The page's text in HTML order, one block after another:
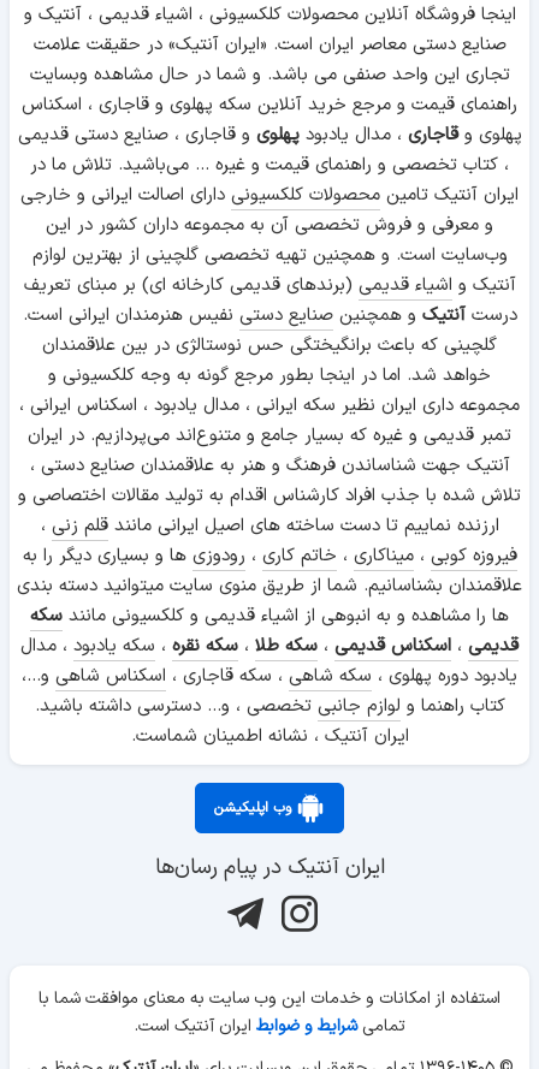
جرج سوم
اینجا فروشگاه آنلاین محصولات کلکسیونی ، اشیاء قدیمی ، آنتیک و
صنایع دستی معاصر ایران است. «ایران آنتیک» در حقیقت علامت
تجاری این واحد صنفی می باشد. و شما در حال مشاهده وبسایت
راهنمای قیمت و مرجع خرید آنلاین سکه پهلوی و قاجاری ، اسکناس
پهلوی وقاجاری ، مدال یادبودپهلوی و قاجاری ، صنایع دستی قدیمی
، کتاب تخصصی و راهنمای قیمت و غیره ... می‌باشید. تلاش ما در
ایران آنتیک تامین محصولات کلکسیونی دارای اصالت ایرانی و خارجی
و معرفی و فروش تخصصی آن به مجموعه داران کشور در این
وب‌سایت است. و همچنین تهیه تخصصی گلچینی از بهترین لوازم
آنتیک و اشیاء قدیمی (برندهای قدیمی کارخانه ای) بر مبنای تعریف
درستآنتیک و همچنینصنایع دستی نفیس هنرمندان ایرانی است.
گلچینی که باعث برانگیختگی حس نوستالژی در بین علاقمندان
خواهد شد. اما در اینجا بطور مرجع گونه به وجه کلکسیونی و
مجموعه داری ایران نظیر سکه ایرانی ، مدال یادبود ، اسکناس ایرانی ،
تمبر قدیمی و غیره که بسیار جامع و متنوع‌اند می‌پردازیم. در ایران
آنتیک جهت شناساندن فرهنگ و هنر به علاقمندان صنایع دستی ،
تلاش شده با جذب افراد کارشناس اقدام به تولید مقالات اختصاصی و
ارزنده نماییم تا دست ساخته های اصیل ایرانی مانندقلم زنی ،
فیروزه کوبی ،میناکاری ، خاتم کاری ، رودوزی ها و بسیاری دیگر را به
علاقمندان بشناسانیم. شما از طریق منوی سایت میتوانید دسته بندی
ها را مشاهده و به انبوهی از اشیاء قدیمی و کلکسیونی مانند سکه
قدیمی ، اسکناس قدیمی ، سکه طلا ، سکه نقره ، سکه یادبود ، مدال
یادبود دوره پهلوی ، سکه شاهی ، سکه قاجاری ، اسکناس شاهی و...،
کتاب راهنما و لوازم جانبی تخصصی ، و... دسترسی داشته باشید.
ایران آنتیک ، نشانه اطمینان شماست.
وب اپلیکیشن
ایران آنتیک در پیام رسان‌ها
استفاده از امکانات و خدمات این وب سایت به معنای موافقت شما با
تمامیشرایط و ضوابط ایران آنتیک است.